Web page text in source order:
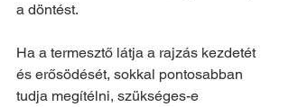
a döntést.
Ha a termesztő látja a rajzás kezdetét
és erősödését, sokkal pontosabban
tudja megítélni, szükséges-e